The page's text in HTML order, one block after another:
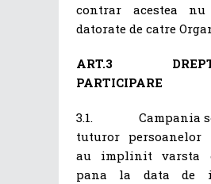
contrar acestea
datorate de catre
ART.3
PARTICIPARE
3.1. Campania se
tuturor persoanelor
au implinit varsta
pana la data de